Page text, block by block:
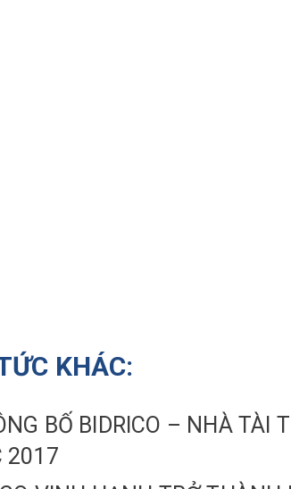
KHÁC:
BỐ BIDRICO – NHÀ TÀI
2017